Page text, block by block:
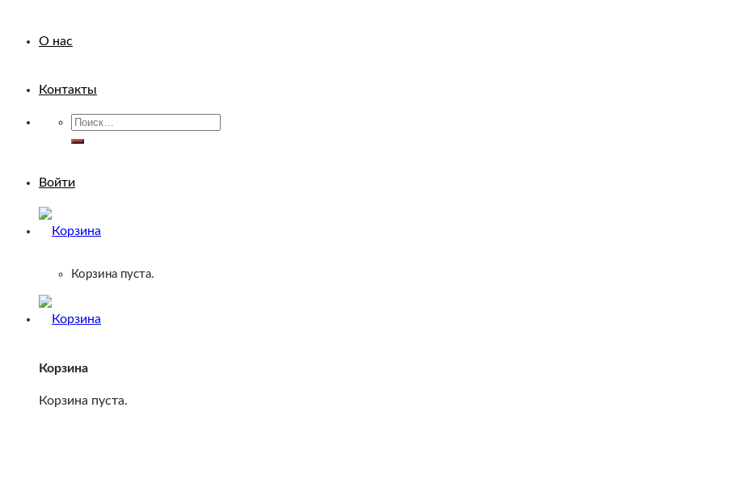
О нас
Контакты
Искать:
Войти
Корзина пуста.
Корзина
Корзина пуста.